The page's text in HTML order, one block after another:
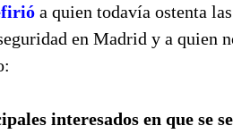
a quien todavía ostenta las
en Madrid y a quien
interesados en que se